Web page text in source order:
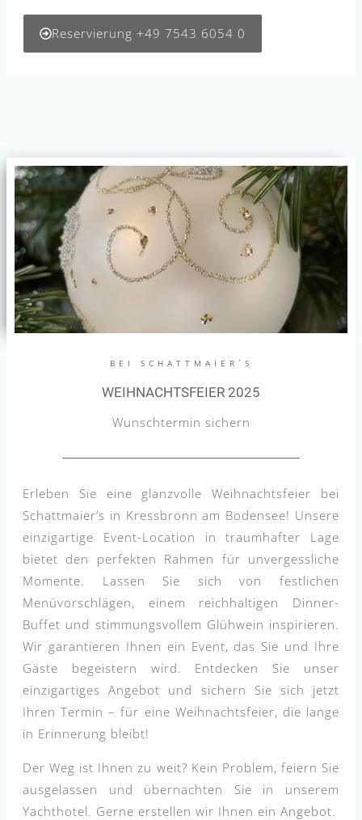
Reservierung +49 7543 6054 0
BEI SCHATTMAIER´S
WEIHNACHTSFEIER 2025
Wunschtermin sichern
Erleben Sie eine glanzvolle Weihnachtsfeier bei
Schattmaier’s in Kressbronn am Bodensee! Unsere
einzigartige Event-Location in traumhafter Lage
bietet den perfekten Rahmen für unvergessliche
Momente. Lassen Sie sich von festlichen
Menüvorschlägen, einem reichhaltigen Dinner-
Buffet und stimmungsvollem Glühwein inspirieren.
Wir garantieren Ihnen ein Event, das Sie und Ihre
Gäste begeistern wird. Entdecken Sie unser
einzigartiges Angebot und sichern Sie sich jetzt
Ihren Termin – für eine Weihnachtsfeier, die lange
in Erinnerung bleibt!
Der Weg ist Ihnen zu weit? Kein Problem, feiern Sie
ausgelassen und übernachten Sie in unserem
Yachthotel. Gerne erstellen wir Ihnen ein Angebot.